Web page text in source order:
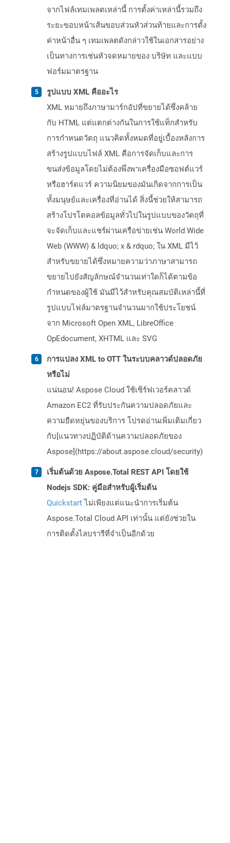
จากไฟล์เทมเพลตเหล่านี้ การตั้งค่าเหล่านี้รวมถึง
ระยะขอบหน้าเส้นขอบส่วนหัวส่วนท้ายและการตั้ง
ค่าหน้าอื่น ๆ เทมเพลตดังกล่าวใช้ในเอกสารอย่าง
เป็นทางการเช่นหัวจดหมายของ บริษัท และแบบ
ฟอร์มมาตรฐาน
รูปแบบ XML คืออะไร
XML หมายถึงภาษามาร์กอัปที่ขยายได้ซึ่งคล้าย
กับ HTML แต่แตกต่างกันในการใช้แท็กสำหรับ
การกำหนดวัตถุ แนวคิดทั้งหมดที่อยู่เบื้องหลังการ
สร้างรูปแบบไฟล์ XML คือการจัดเก็บและการ
ขนส่งข้อมูลโดยไม่ต้องพึ่งพาเครื่องมือซอฟต์แวร์
หรือฮาร์ดแวร์ ความนิยมของมันเกิดจากการเป็น
ทั้งมนุษย์และเครื่องที่อ่านได้ สิ่งนี้ช่วยให้สามารถ
สร้างโปรโตคอลข้อมูลทั่วไปในรูปแบบของวัตถุที่
จะจัดเก็บและแชร์ผ่านเครือข่ายเช่น World Wide
Web (WWW) & ldquo; x & rdquo; ใน XML มีไว้
สำหรับขยายได้ซึ่งหมายความว่าภาษาสามารถ
ขยายไปยังสัญลักษณ์จำนวนเท่าใดก็ได้ตามข้อ
กำหนดของผู้ใช้ มันมีไว้สำหรับคุณสมบัติเหล่านี้ที่
รูปแบบไฟล์มาตรฐานจำนวนมากใช้ประโยชน์
จาก Microsoft Open XML, LibreOffice
OpEdocument, XHTML และ SVG
การแปลง XML to OTT ในระบบคลาวด์ปลอดภัย
หรือไม่
แน่นอน! Aspose Cloud ใช้เซิร์ฟเวอร์คลาวด์
Amazon EC2 ที่รับประกันความปลอดภัยและ
ความยืดหยุ่นของบริการ โปรดอ่านเพิ่มเติมเกี่ยว
กับ[แนวทางปฏิบัติด้านความปลอดภัยของ
Aspose](https://about.aspose.cloud/security)
เริ่มต้นด้วย Aspose.Total REST API โดยใช้
Nodejs SDK: คู่มือสำหรับผู้เริ่มต้น
Quickstartไม่เพียงแต่แนะนำการเริ่มต้น
Aspose.Total Cloud API เท่านั้น แต่ยังช่วยใน
การติดตั้งไลบรารีที่จำเป็นอีกด้วย